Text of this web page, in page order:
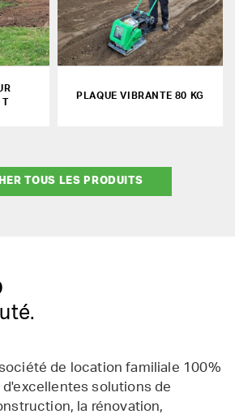
PLAQUE VIBRANTE 80 KG
TOUS LES PRODUITS
de location familiale 100%
d'excellentes solutions de
la rénovation,